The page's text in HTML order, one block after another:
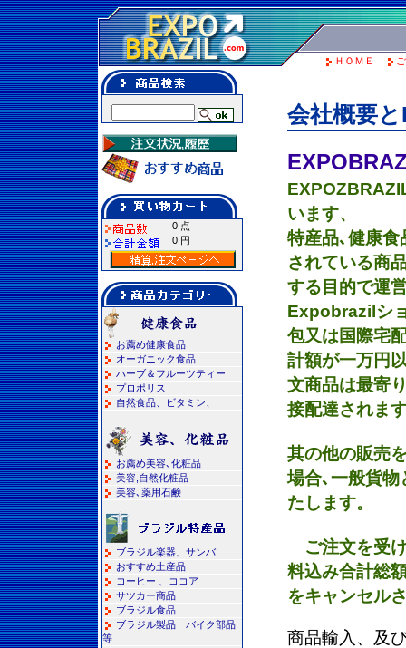
ＨＯＭＥ
0 点
0 円
お薦め健康食品
オーガニック食品
ハーブ＆フルーツティー
プロポリス
自然食品、ビタミン、
お薦め美容､化粧品
美容,自然化粧品
美容､薬用石鹸
ブラジル楽器、サンバ
おすすめ土産品
コーヒー 、ココア
サツカー商品
ブラジル食品
ブラジル製品 バイク部品
等
会社概要
います、
特産品､健康食
されている商
する目的で運
Expobrazilシ
包又は国際宅
計額が一万円
文商品は最寄
接配達されま
其の他の販売
場合､一般貨物
たします。
ご注文を受
料込み合計総
をキャンセル
商品輸入、及